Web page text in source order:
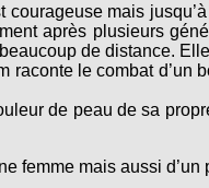
mais
après plusieurs
de distance.
le combat d’un
de peau de sa
femme mais aussi d’un